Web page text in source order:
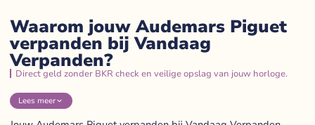
Waarom jouw Audemars Piguet
verpanden bij Vandaag
Verpanden?
Direct geld zonder BKR check en veilige opslag van jouw horloge.
Lees meer